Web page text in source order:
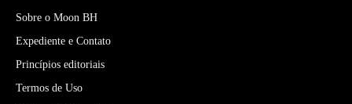
Sobre o Moon BH
Expediente e Contato
Princípios editoriais
Termos de Uso